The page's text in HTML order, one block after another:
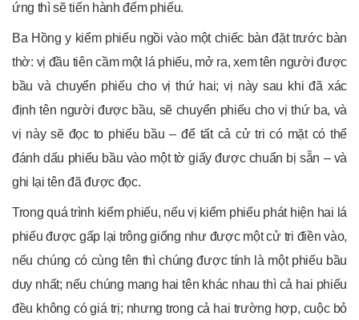
ứng thì sẽ tiến hành đếm phiếu.
Ba Hồng y kiểm phiếu ngồi vào một chiếc bàn đặt trước bàn
thờ: vị đầu tiên cầm một lá phiếu, mở ra, xem tên người được
bầu và chuyển phiếu cho vị thứ hai; vị này sau khi đã xác
định tên người được bầu, sẽ chuyển phiếu cho vị thứ ba, và
vị này sẽ đọc to phiếu bầu – để tất cả cử tri có mặt có thể
đánh dấu phiếu bầu vào một tờ giấy được chuẩn bị sẵn – và
ghi lại tên đã được đọc.
Trong quá trình kiểm phiếu, nếu vị kiểm phiếu phát hiện hai lá
phiếu được gấp lại trông giống như được một cử tri điền vào,
nếu chúng có cùng tên thì chúng được tính là một phiếu bầu
duy nhất; nếu chúng mang hai tên khác nhau thì cả hai phiếu
đều không có giá trị; nhưng trong cả hai trường hợp, cuộc bỏ